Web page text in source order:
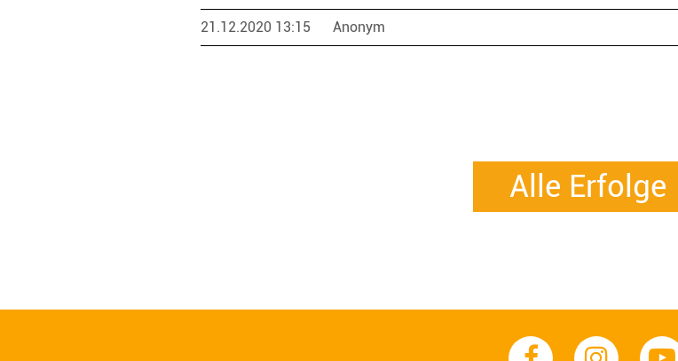
21.12.2020 13:15 Anonym
Alle Erfolge